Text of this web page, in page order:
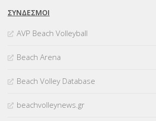
ΣΥΝΔΈΣΜΟΙ
AVP Beach Volleyball
Beach Arena
Beach Volley Database
beachvolleynews.gr